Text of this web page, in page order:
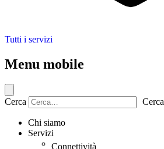
Tutti i servizi
Menu mobile
Cerca Cerca
Chi siamo
Servizi
Connettività